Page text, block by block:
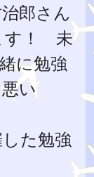
郎さん
す！ 未
に勉強
い
た勉強